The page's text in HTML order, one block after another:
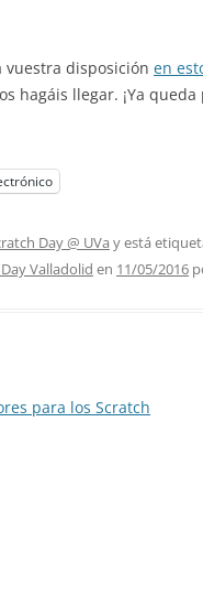
vuestra disposición en
hagáis llegar. ¡Ya queda
Day @ UVa y está
Valladolid en 11/05/2016
para los Scratch